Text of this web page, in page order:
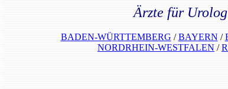
Ärzte für
BADEN-WÜRTTEMBERG /BAYERN/
NORDRHEIN-WESTFALEN /